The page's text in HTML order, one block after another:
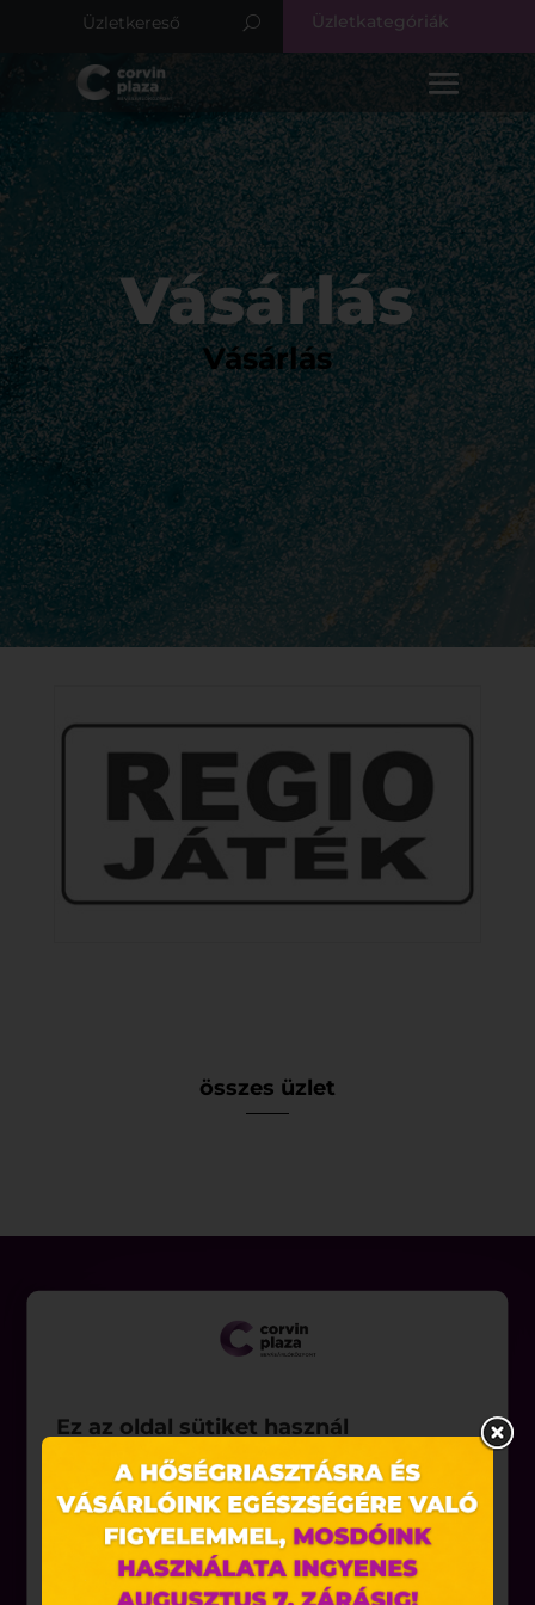
Üzletkategóriák
Vásárlás
Vásárlás
összes üzlet
Akciók
Aktualitások
Rólunk
Ez az oldal sütiket használ
Weboldalunkon „cookie"-kat (továbbiakban „süti")
alkalmazunk. Ezek olyan fájlok, melyek információt
tárolnak webes böngészőjében. Ehhez az Ön
hozzájárulása szükséges.
A „sütiket" az elektronikus hírközlésről szóló 2003.